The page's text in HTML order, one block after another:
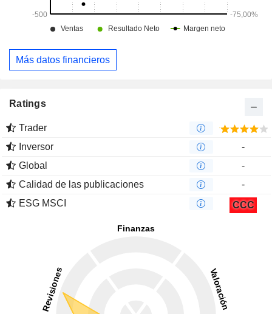
Más datos financieros
Ratings
Trader
Inversor
-
Global
-
Calidad de las publicaciones
-
ESG MSCI
CCC